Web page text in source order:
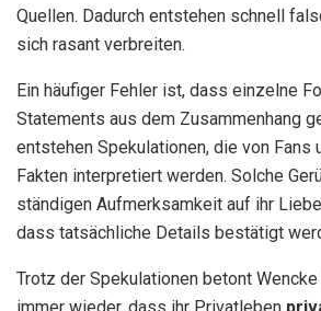
Quellen. Dadurch entstehen schnell
sich rasant verbreiten.
Ein häufiger Fehler ist, dass einzelne
Statements aus dem Zusammenhang
entstehen Spekulationen, die von Fans
Fakten interpretiert werden. Solche
ständigen Aufmerksamkeit auf ihr
dass tatsächliche Details bestätigt
Trotz der Spekulationen betont
immer wieder, dass ihr Privatleben